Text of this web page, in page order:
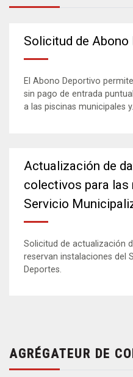
Solicitud de Abono
El Abono Deportivo
sin pago de entrada
a las piscinas municipales
Actualización de
colectivos para las
Servicio
Solicitud de actualización
reservan instalaciones del
Deportes.
AGRÉGATEUR DE